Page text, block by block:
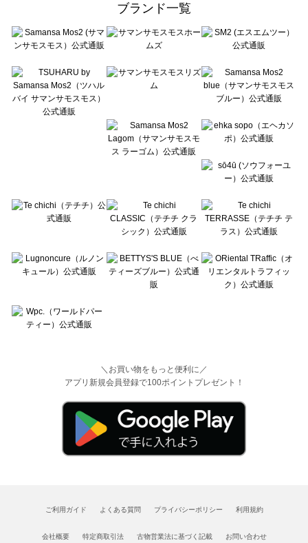
sō4ū（ソウフォーユー）のトップス一覧
Te chichi（テチチ）のトップス一覧
Te chichi CLASSIC（テチチ クラシック）のトップス一覧
Lugnoncure（ルノンキュール）のトップス一覧
BETTY'S BLUE（べティーズブルー）のトップス一覧
Wpc.（ワールドパーティー）のトップス一覧
ブランド一覧
＼お買い物をもっと便利に／
アプリ新規会員登録で100ポイントプレゼント！
ご利用ガイド よくある質問 プライバシーポリシー 利用規約
会社概要 特定商取引法 古物営業法に基づく記載 お問い合わせ